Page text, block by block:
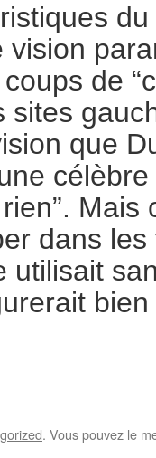
vision
de
sites
que
Mais
dans
utilisait
. Vous pouvez le